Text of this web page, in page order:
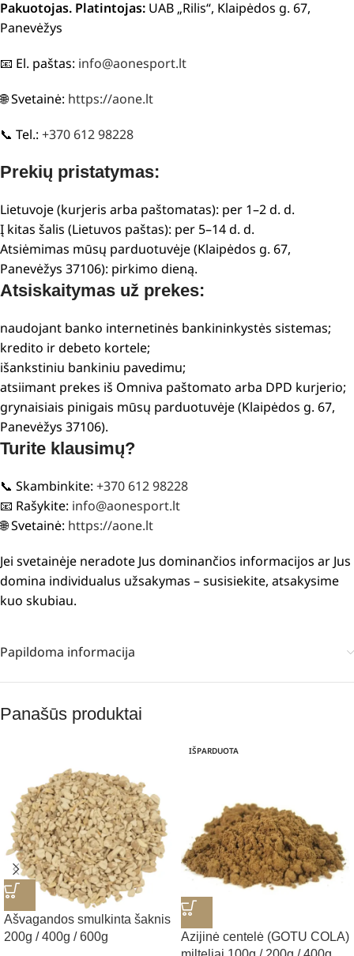
Pakuotojas. Platintojas: UAB „Rilis“, Klaipėdos g. 67,
Panevėžys
📧 El. paštas: info@aonesport.lt
🌐 Svetainė: https://aone.lt
📞 Tel.: +370 612 98228
Prekių pristatymas:
Lietuvoje (kurjeris arba paštomatas): per 1–2 d. d.
Į kitas šalis (Lietuvos paštas): per 5–14 d. d.
Atsiėmimas mūsų parduotuvėje (Klaipėdos g. 67,
Panevėžys 37106): pirkimo dieną.
Atsiskaitymas už prekes:
naudojant banko internetinės bankininkystės sistemas;
kredito ir debeto kortele;
išankstiniu bankiniu pavedimu;
atsiimant prekes iš Omniva paštomato arba DPD kurjerio;
grynaisiais pinigais mūsų parduotuvėje (Klaipėdos g. 67,
Panevėžys 37106).
Turite klausimų?
📞 Skambinkite: +370 612 98228
📧 Rašykite: info@aonesport.lt
🌐 Svetainė: https://aone.lt
Jei svetainėje neradote Jus dominančios informacijos ar Jus
domina individualus užsakymas – susisiekite, atsakysime
kuo skubiau.
Papildoma informacija
Panašūs produktai
Ašvagandos smulkinta šaknis
200g / 400g / 600g
IŠPARDUOTA
Azijinė centelė (GOTU COLA)